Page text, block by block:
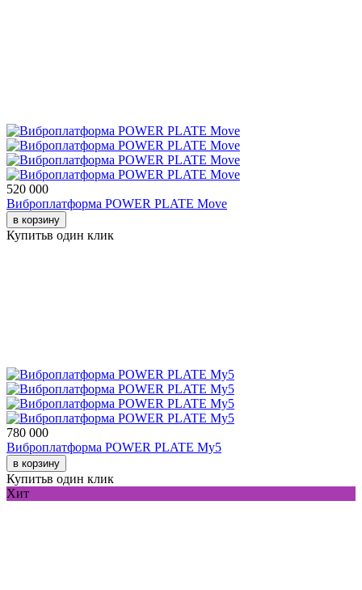
520 000
Виброплатформа POWER PLATE Move
в корзину
Купитьв один клик
780 000
Виброплатформа POWER PLATE My5
в корзину
Купитьв один клик
Хит